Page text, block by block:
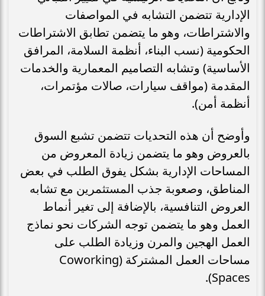
الإدارية تتضمن التشابه في المواصفات
والاشتراطات، وهو ما يتضمن تطابق الاشتراطات
الحكومية (نسب البناء، أنظمة السلامة، المرافق
الأساسية) وتشابه التصاميم المعمارية والخدمات
المقدمة (مواقف سيارات، صالات مؤتمرات،
أنظمة أمن).
وأوضح أن هذه التحديات تتضمن تشبع السوق
بالعروض وهو ما يتضمن زيادة المعروض من
المساحات الإدارية بشكل يفوق الطلب في بعض
المناطق، وصعوبة جذب المستثمرين مع تشابه
العروض التنافسية، بالإضافة إلى تغير أنماط
العمل وهو ما يتضمن توجه الشركات نحو نماذج
العمل الهجين والمرن وزيادة الطلب على
مساحات العمل المشتركة (Coworking
Spaces).